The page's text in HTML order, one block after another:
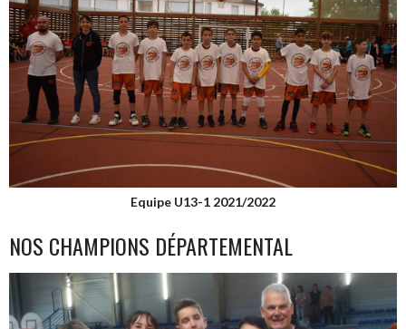
Equipe U13-1 2021/2022
NOS CHAMPIONS DÉPARTEMENTAL